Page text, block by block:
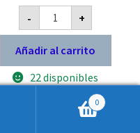
-
Bujia
Para
moto
Denso
X24ESR-
U
equivale
NGK
+
Añadir al carrito
22 disponibles
0